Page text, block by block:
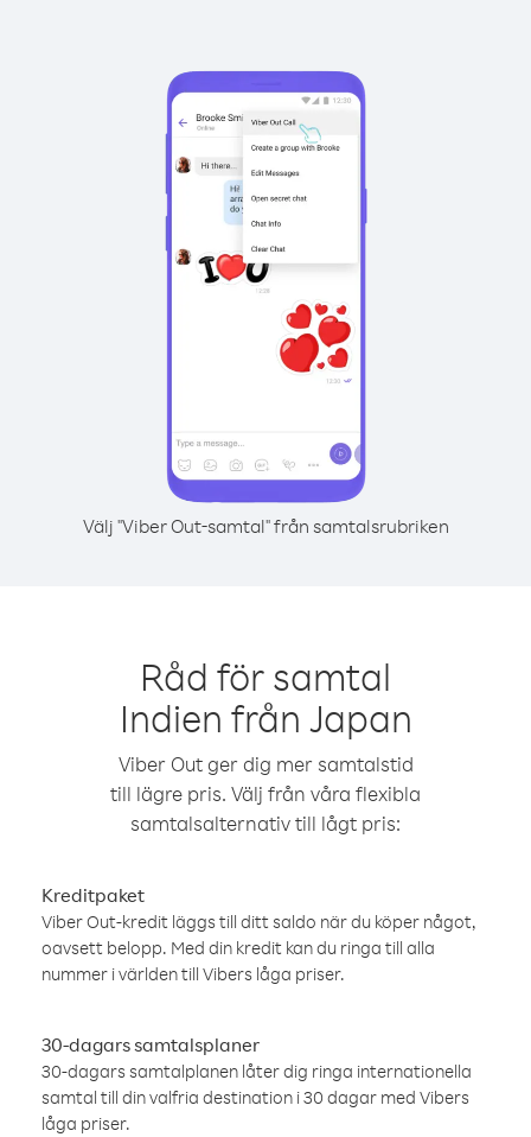
Välj "Viber Out-samtal" från samtalsrubriken
Råd för samtal
Indien från Japan
Viber Out ger dig mer samtalstid
till lägre pris. Välj från våra flexibla
samtalsalternativ till lågt pris:
Kreditpaket
Viber Out-kredit läggs till ditt saldo när du köper något,
oavsett belopp. Med din kredit kan du ringa till alla
nummer i världen till Vibers låga priser.
30-dagars samtalsplaner
30-dagars samtalplanen låter dig ringa internationella
samtal till din valfria destination i 30 dagar med Vibers
låga priser.